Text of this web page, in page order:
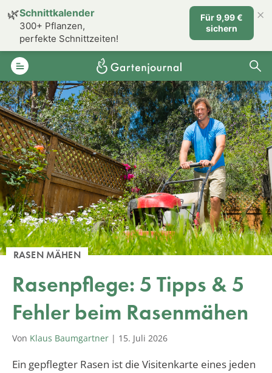
RASEN MÄHEN
Rasenpflege: 5 Tipps & 5
Fehler beim Rasenmähen
Von Klaus Baumgartner | 15. Juli 2026
Ein gepflegter Rasen ist die Visitenkarte eines jeden
🌿Schnittkalender
300+ Pflanzen,
perfekte Schnittzeiten!
Für 9,99 €
sichern
×